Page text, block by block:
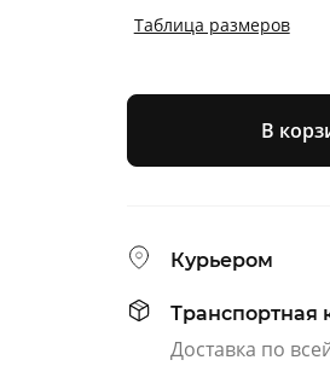
Таблица размеров
В
Курьером
Транспортная
Доставка по